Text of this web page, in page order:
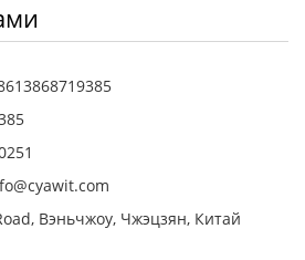
Вэньчжоу, Чжэцзян, Китай